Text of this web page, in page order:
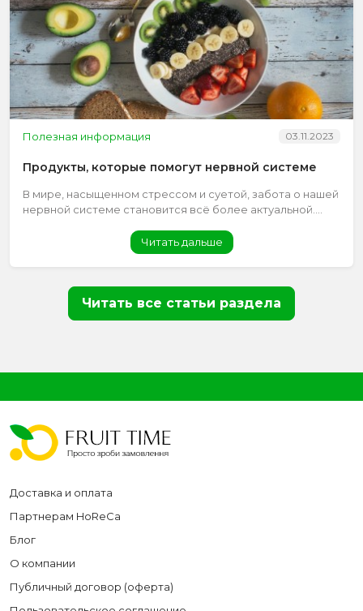
Полезная информация 03.11.2023
Продукты, которые помогут нервной системе
В мире, насыщенном стрессом и суетой, забота о нашей
нервной системе становится всё более актуальной....
Читать дальше
Читать все статьи раздела
Доставка и оплата
Партнерам HoReCa
Блог
О компании
Публичный договор (оферта)